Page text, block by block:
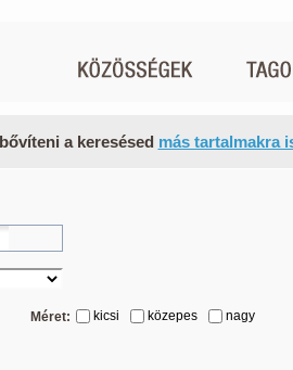
a keresésed más tartalmakra
Méret: kicsi közepes nagy